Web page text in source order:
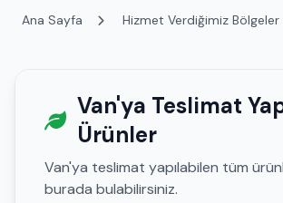
Ana Sayfa Hizmet Verdiğimiz Bölgeler
Van'ya Teslimat
Ürünler
Van'ya teslimat yapılabilen tüm
burada bulabilirsiniz.